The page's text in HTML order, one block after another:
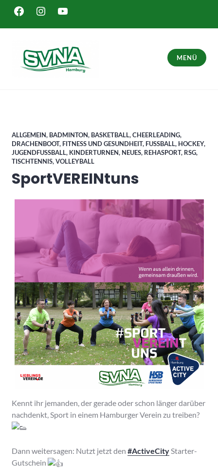
Inhalt
springen
FACEBOOKINSTAGRAM
YOUTUBE
MENÜ
ALLGEMEIN, BADMINTON, BASKETBALL,CHEERLEADING,
DRACHENBOOT, FITNESS UND GESUNDHEIT, FUSSBALL , HOCKEY,
JUGENDFUSSBALL , KINDERTURNEN, NEUES, REHASPORT, RSG,
TISCHTENNIS,VOLLEYBALL
SportVEREINtuns
Kennt ihr jemanden, der gerade oder schon länger darüber
nachdenkt, Sport in einem Hamburger Verein zu treiben?
Dann weitersagen: Nutzt jetzt den #ActiveCityStarter-
Gutschein